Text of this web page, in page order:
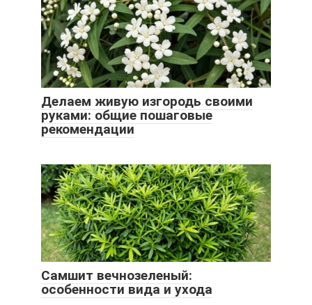
Делаем живую изгородь своими
руками: общие пошаговые
рекомендации
Самшит вечнозеленый:
особенности вида и ухода